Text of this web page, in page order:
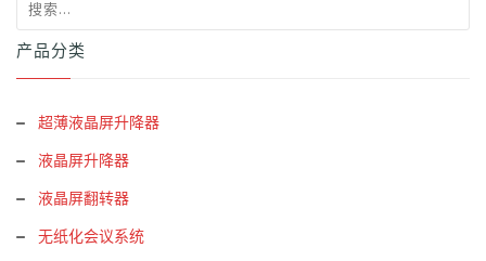
产品分类
超薄液晶屏升降器
液晶屏升降器
液晶屏翻转器
无纸化会议系统